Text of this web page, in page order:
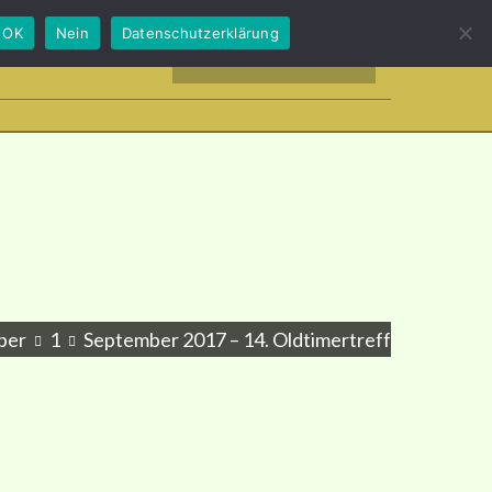
1 September 2017 – 14. Oldtimertreff
OK Nein Datenschutzerklärung